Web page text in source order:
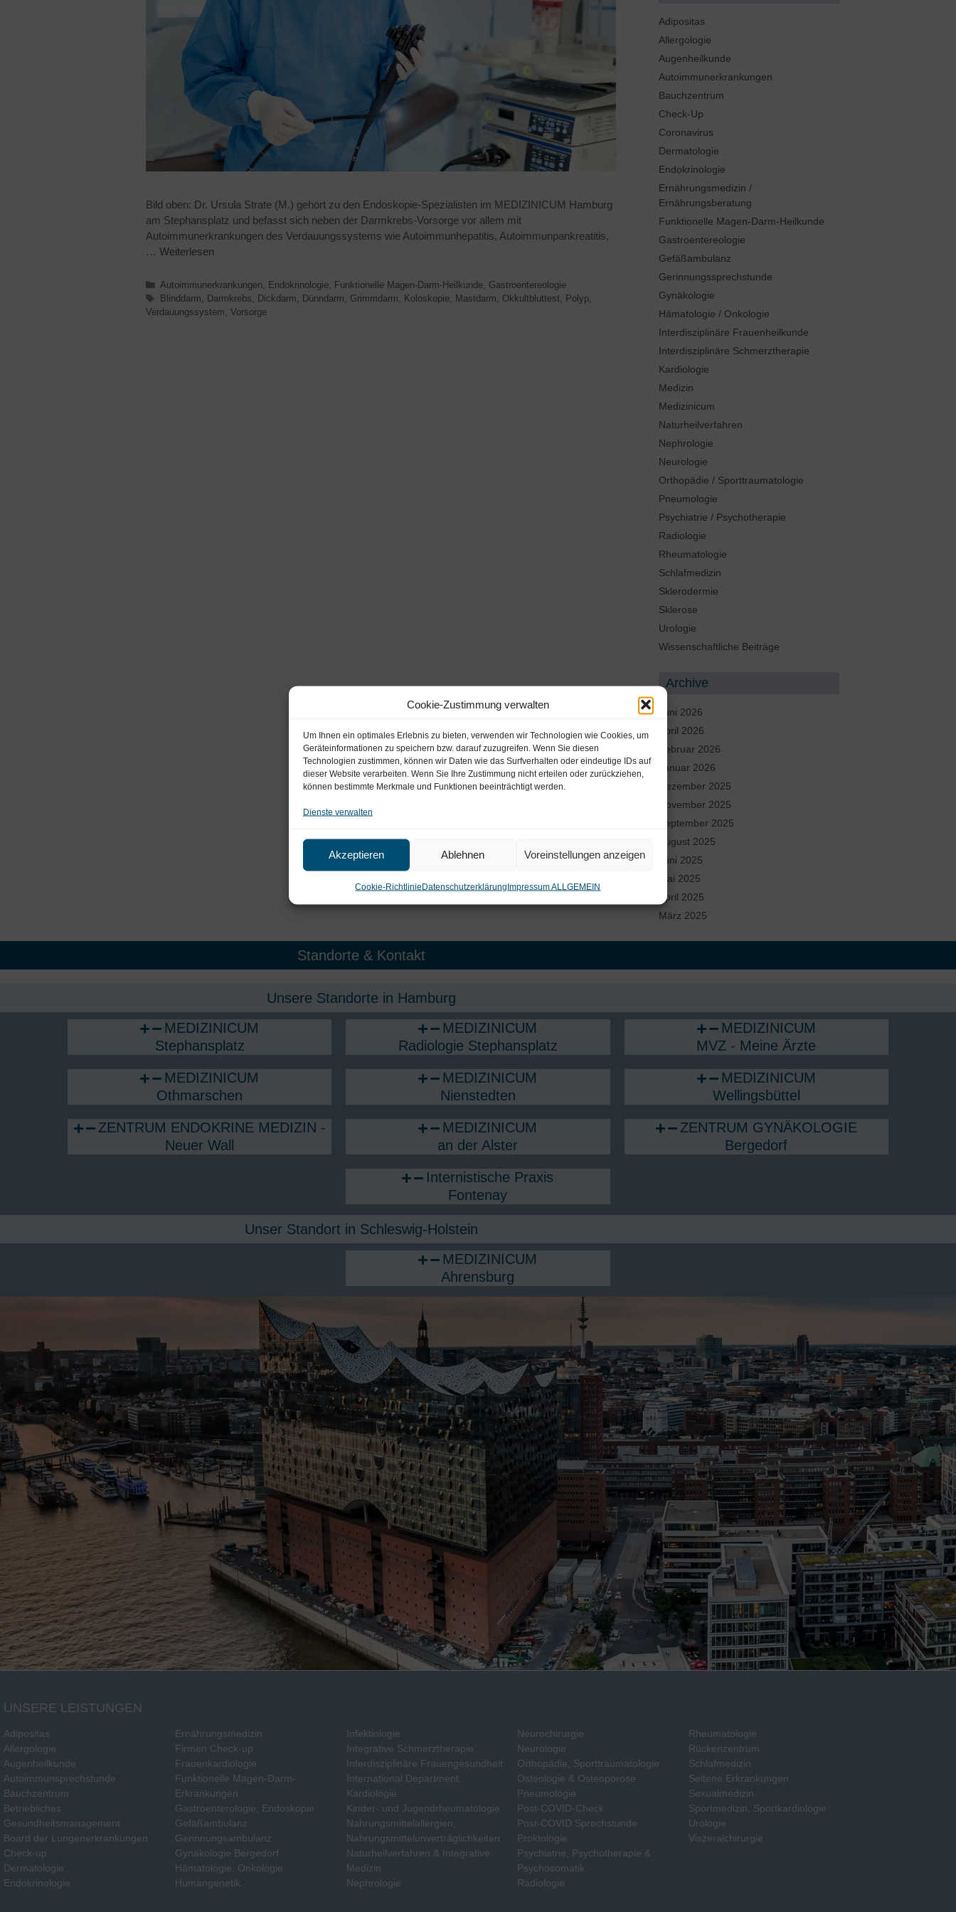
Cookie-Zustimmung verwalten
Um Ihnen ein optimales Erlebnis zu bieten, verwenden wir Technologien wie Cookies, um
Geräteinformationen zu speichern bzw. darauf zuzugreifen. Wenn Sie diesen
Technologien zustimmen, können wir Daten wie das Surfverhalten oder eindeutige IDs auf
dieser Website verarbeiten. Wenn Sie Ihre Zustimmung nicht erteilen oder zurückziehen,
können bestimmte Merkmale und Funktionen beeinträchtigt werden.
Dienste verwalten
Akzeptieren Ablehnen Voreinstellungen anzeigen
Cookie-RichtlinieDatenschutzerklärungImpressum ALLGEMEIN
Bild oben: Dr. Ursula Strate (M.) gehört zu den Endoskopie-Spezialisten im MEDIZINICUM Hamburg
am Stephansplatz und befasst sich neben der Darmkrebs-Vorsorge vor allem mit
Autoimmunerkrankungen des Verdauungssystems wie Autoimmunhepatitis, Autoimmunpankreatitis,
… Weiterlesen
Autoimmunerkrankungen Endokrinologie Funktionelle Magen-Darm-Heilkunde Gastroentereologie
Blinddarm
Darmkrebs Dickdarm Dünndarm Grimmdarm Koloskopie Mastdarm Okkultbluttest Polyp
Verdauungssystem Vorsorge
Adipositas
Allergologie
Augenheilkunde
Autoimmunerkrankungen
Bauchzentrum
Check-Up
Coronavirus
Dermatologie
Endokrinologie
Ernährungsmedizin /
Ernährungsberatung
Funktionelle Magen-Darm-Heilkunde
Gastroentereologie
Gefäßambulanz
Gerinnungssprechstunde
Gynäkologie
Hämatologie / Onkologie
Interdisziplinäre Frauenheilkunde
Interdisziplinäre Schmerztherapie
Kardiologie
Medizin
Medizinicum
Naturheilverfahren
Nephrologie
Neurologie
Orthopädie / Sporttraumatologie
Pneumologie
Psychiatrie / Psychotherapie
Radiologie
Rheumatologie
Schlafmedizin
Sklerodermie
Sklerose
Urologie
Wissenschaftliche Beiträge
Archive
Juni 2026
April 2026
Februar 2026
Januar 2026
Dezember 2025
November 2025
September 2025
August 2025
Juni 2025
Mai 2025
April 2025
März 2025
Standorte & Kontakt
Unsere Standorte in Hamburg​
MEDIZINICUM
Stephansplatz
MEDIZINICUM
Radiologie Stephansplatz
MEDIZINICUM
MVZ - Meine Ärzte
MEDIZINICUM
Othmarschen
MEDIZINICUM
Nienstedten
MEDIZINICUM
Wellingsbüttel
ZENTRUM ENDOKRINE MEDIZIN -
Neuer Wall
MEDIZINICUM
an der Alster
ZENTRUM GYNÄKOLOGIE
Bergedorf
Internistische Praxis
Fontenay
Unser Standort in Schleswig-Holstein
MEDIZINICUM
Ahrensburg
UNSERE LEISTUNGEN
Adipositas
Allergologie
Augenheilkunde
Autoimmunsprechstunde
Bauchzentrum
Betriebliches
Gesundheitsmanagement
Board der Lungenerkrankungen
Check-up
Dermatologie
Endokrinologie
Ernährungsmedizin
Firmen Check-up
Frauenkardiologie
Funktionelle Magen-Darm-
Erkrankungen
Gastroenterologie, Endoskopie
Gefäßambulanz
Gerinnungsambulanz
Gynäkologie Bergedorf
Hämatologie, Onkologie
Humangenetik
Infektiologie
Integrative Schmerztherapie
Interdisziplinäre Frauengesundheit
International Department
Kardiologie
Kinder- und Jugendrheumatologie
Nahrungsmittelallergien,
Nahrungsmittelunverträglichkeiten
Naturheilverfahren & Integrative
Medizin
Nephrologie
Neurochirurgie
Neurologie
Orthopädie, Sporttraumatologie
Osteologie & Osteoporose
Pneumologie
Post-COVID-Check
Post-COVID Sprechstunde
Proktologie
Psychiatrie, Psychotherapie &
Psychosomatik
Radiologie
Rheumatologie
Rückenzentrum
Schlafmedizin
Seltene Erkrankungen
Sexualmedizin
Sportmedizin, Sportkardiologie
Urologie
Viszeralchirurgie